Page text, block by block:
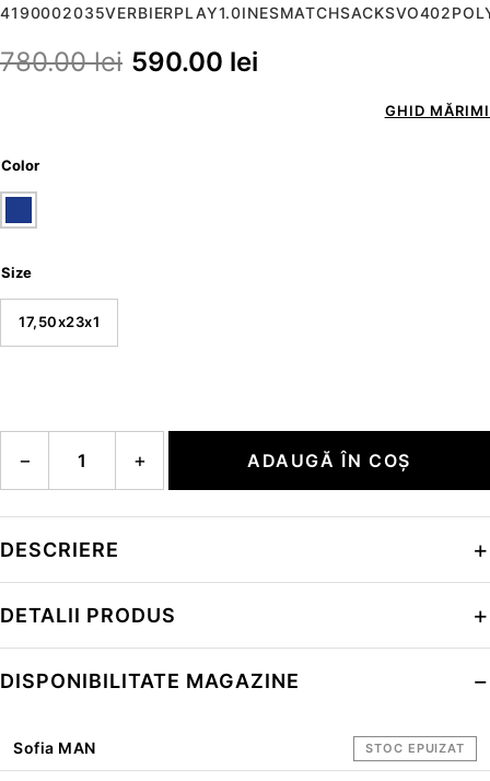
780.00lei 590.00 lei
GHID MĂRIMI
Color
Size
17,50x23x1
− + ADAUGĂ ÎN COȘ
DESCRIERE
DETALII PRODUS
DISPONIBILITATE MAGAZINE
Sofia MAN STOC EPUIZAT